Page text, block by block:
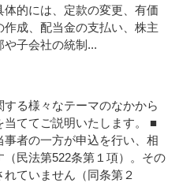
的には、定款の変更、有価
成、配当金の支払い、株主
子会社の統制...
する様々なテーマのなかから
ててご説明いたします。 ■
者の一方が申込を行い、相
民法第522条第１項）。その
ていません（同条第２